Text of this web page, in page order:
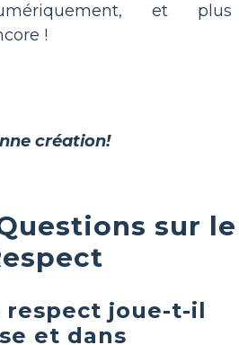
et plus
!
création!
sur le
respect joue-t-il
et dans